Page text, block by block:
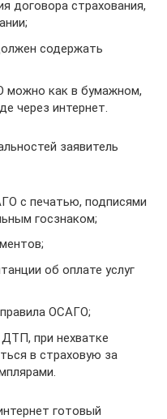
договора страхования,
содержать
можно как в бумажном,
через интернет.
заявитель
с печатью, подписями
госзнаком;
об оплате услуг
ОСАГО;
при нехватке
в страховую за
готовый